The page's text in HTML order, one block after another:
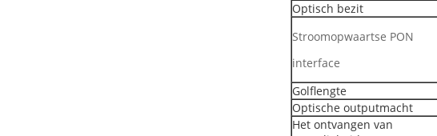
Optisch bezit
Stroomopwaartse PON
interface
Golflengte
Optische outputmacht
Het ontvangen van